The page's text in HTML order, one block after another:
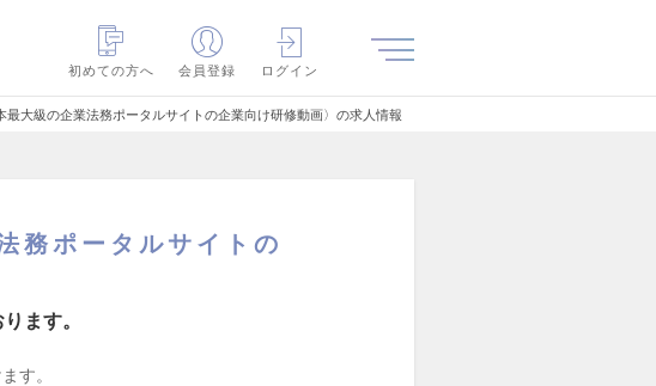
初めての方へ
会員登録 ログイン
最大級の企業法務ポータルサイトの企業向け研修動画〉の求人情報
務ポータルサイトの
ます。
す。